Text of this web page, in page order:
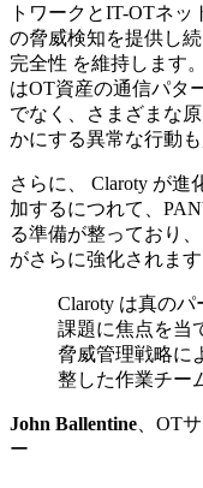
トワークとIT-OTネ
の脅威検知を提供し
完全性 を維持します
はOT資産の通信パタ
でなく、さまざまな
かにする異常な行動
さらに、 Claroty が進
加するにつれて、
る準備が整っており
がさらに強化されます
Claroty は真の
課題に焦点を当
脅威管理戦略に
整した作業チー
John Ballentine 、OT
ー